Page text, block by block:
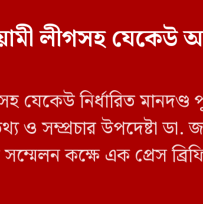
লীগসহ যেকেউ
যেকেউ নির্ধারিত
ও সম্প্রচার উপদেষ্টা
কক্ষে এক প্রেস